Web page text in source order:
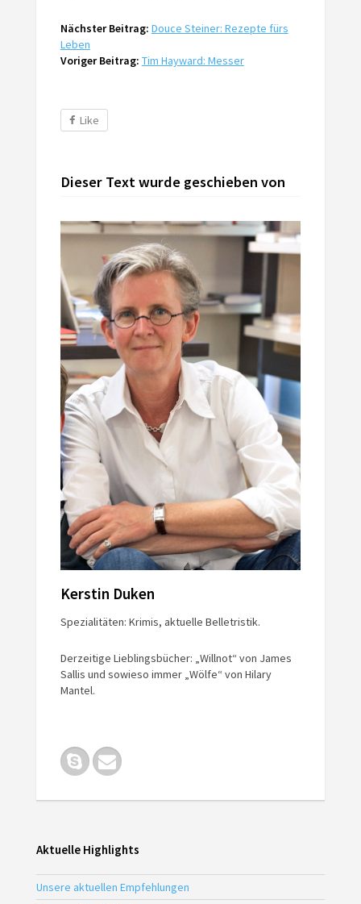
Nächster Beitrag: Douce Steiner: Rezepte fürs
Leben
Voriger Beitrag: Tim Hayward: Messer
Like
Dieser Text wurde geschieben von
Kerstin Duken
Spezialitäten: Krimis, aktuelle Belletristik.
Derzeitige Lieblingsbücher: „Willnot“ von James
Sallis und sowieso immer „Wölfe“ von Hilary
Mantel.
Aktuelle Highlights
Unsere aktuellen Empfehlungen